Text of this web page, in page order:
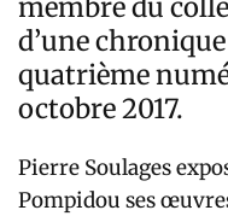
membre du
d’une
quatrième
octobre 2017.
Pierre Soulages
Pompidou ses